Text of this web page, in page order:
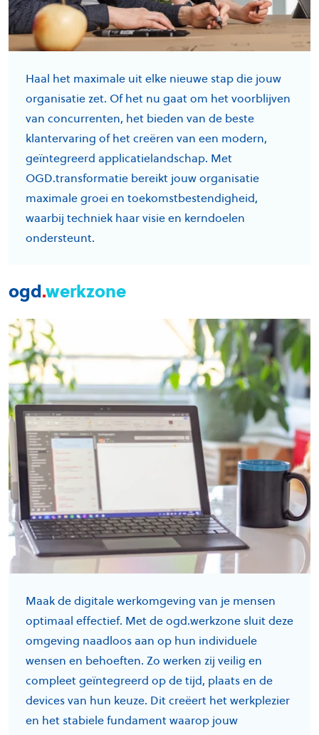
Haal het maximale uit elke nieuwe stap die jouw
organisatie zet. Of het nu gaat om het voorblijven
van concurrenten, het bieden van de beste
klantervaring of het creëren van een modern,
geïntegreerd applicatielandschap. Met
OGD.transformatie bereikt jouw organisatie
maximale groei en toekomstbestendigheid,
waarbij techniek haar visie en kerndoelen
ondersteunt.
ogd.werkzone
Maak de digitale werkomgeving van je mensen
optimaal effectief. Met de ogd.werkzone sluit deze
omgeving naadloos aan op hun individuele
wensen en behoeften. Zo werken zij veilig en
compleet geïntegreerd op de tijd, plaats en de
devices van hun keuze. Dit creëert het werkplezier
en het stabiele fundament waarop jouw